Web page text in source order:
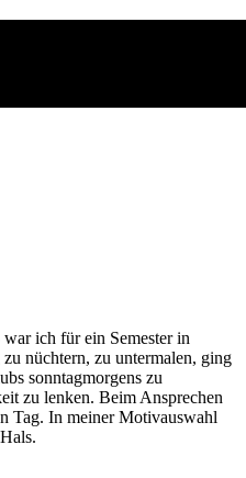
ich für ein Semester in
nüchtern, zu untermalen, ging
sonntagmorgens zu
zu lenken. Beim Ansprechen
Tag. In meiner Motivauswahl